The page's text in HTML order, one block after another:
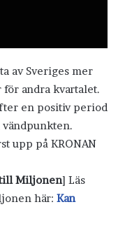
av Sveriges mer
andra kvartalet.
en positiv period
vändpunkten.
upp på KRONAN
Miljonen] Läs
här: Kan